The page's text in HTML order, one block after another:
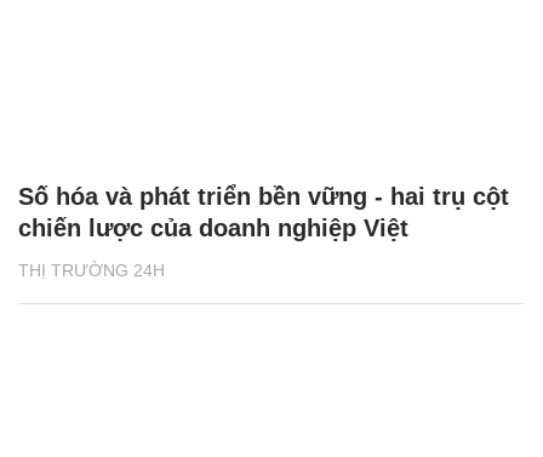
THỊ TRƯỜNG 24H
Số hóa và phát triển bền vững - hai trụ cột
chiến lược của doanh nghiệp Việt